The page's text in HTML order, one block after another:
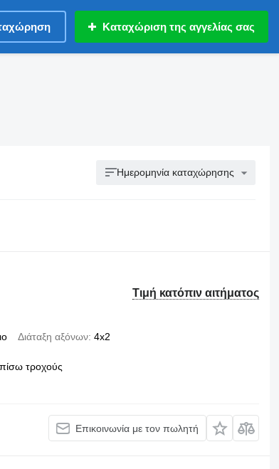
Καταχώριση της αγγελίας σας
Ημερομηνία καταχώρησης
Τιμή κατόπιν αιτήματος
Διάταξη αξόνων 4x2
τροχούς
Επικοινωνία με τον πωλητή